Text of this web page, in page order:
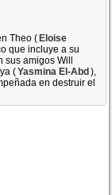
Theo (Eloise
que incluye a su
sus amigos Will
(Yasmina El-Abd),
en destruir el